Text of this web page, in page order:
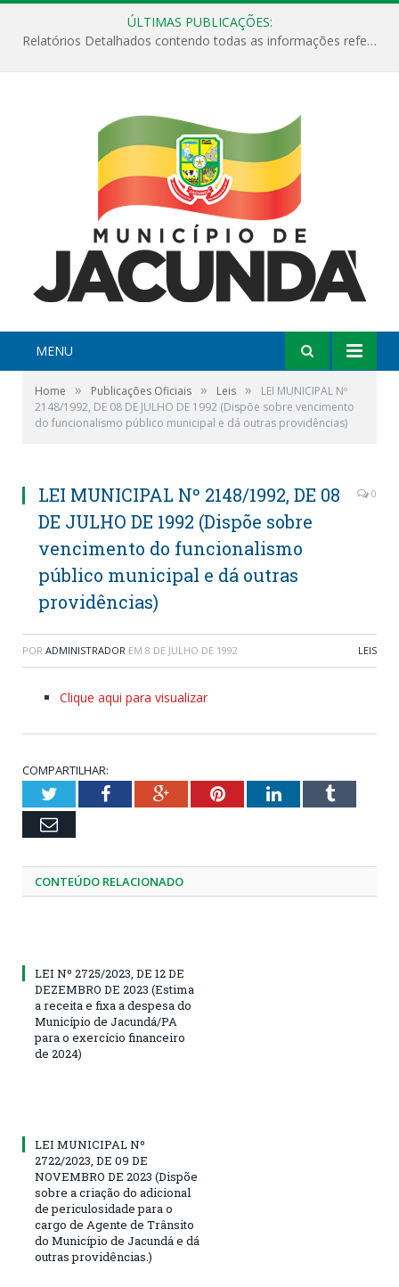
ÚLTIMAS PUBLICAÇÕES:
Relatórios Detalhados contendo todas as informações referentes a execução de recursos destinados ao fomento de projetos culturais no Município de Jacundá entre os anos de 2022 ao presente ano de 2026.
MENU
Home » Publicações Oficiais » Leis »
LEI MUNICIPAL Nº
2148/1992, DE 08 DE JULHO DE 1992 (Dispõe sobre vencimento
do funcionalismo público municipal e dá outras providências)
LEI MUNICIPAL Nº 2148/1992, DE 08
DE JULHO DE 1992 (Dispõe sobre
vencimento do funcionalismo
público municipal e dá outras
providências)
0
POR ADMINISTRADOR EM 8 DE JULHO DE 1992 LEIS
Clique aqui para visualizar
COMPARTILHAR:
TwitterFacebookGoogle+PinterestLinkedInTumblr
Email
CONTEÚDO RELACIONADO
LEI Nº 2725/2023, DE 12 DE
DEZEMBRO DE 2023 (Estima
a receita e fixa a despesa do
Município de Jacundá/PA
para o exercício financeiro
de 2024)
LEI MUNICIPAL Nº
2722/2023, DE 09 DE
NOVEMBRO DE 2023 (Dispõe
sobre a criação do adicional
de periculosidade para o
cargo de Agente de Trânsito
do Município de Jacundá e dá
outras providências.)